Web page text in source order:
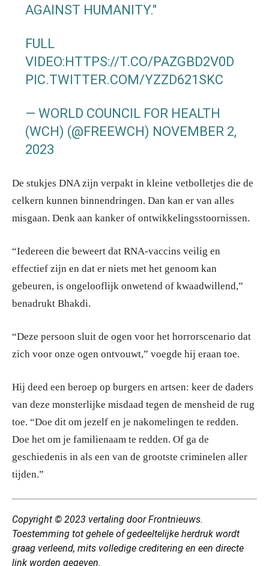
AGAINST HUMANITY."
FULL
VIDEO:HTTPS://T.CO/PAZGBD2V0D
PIC.TWITTER.COM/YZZD621SKC
— WORLD COUNCIL FOR HEALTH
(WCH) (@FREEWCH) NOVEMBER 2,
2023
De stukjes DNA zijn verpakt in kleine vetbolletjes die de
celkern kunnen binnendringen. Dan kan er van alles
misgaan. Denk aan kanker of ontwikkelingsstoornissen.
“Iedereen die beweert dat RNA-vaccins veilig en
effectief zijn en dat er niets met het genoom kan
gebeuren, is ongelooflijk onwetend of kwaadwillend,”
benadrukt Bhakdi.
“Deze persoon sluit de ogen voor het horrorscenario dat
zich voor onze ogen ontvouwt,” voegde hij eraan toe.
Hij deed een beroep op burgers en artsen: keer de daders
van deze monsterlijke misdaad tegen de mensheid de rug
toe. “Doe dit om jezelf en je nakomelingen te redden.
Doe het om je familienaam te redden. Of ga de
geschiedenis in als een van de grootste criminelen aller
tijden.”
Copyright © 2023 vertaling door Frontnieuws.
Toestemming tot gehele of gedeeltelijke herdruk wordt
graag verleend, mits volledige creditering en een directe
link worden gegeven.